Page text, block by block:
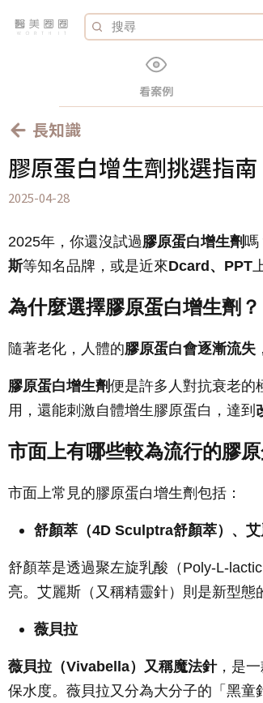
看案例
長知識
膠原蛋白增生劑挑選指
2025-04-28
2025年，你還沒試過膠原蛋白增生劑嗎
斯等知名品牌，或是近來Dcard、PPT
為什麼選擇膠原蛋白增生劑？
隨著老化，人體的膠原蛋白會逐漸流失
膠原蛋白增生劑便是許多人對抗衰老的
用，還能刺激自體增生膠原蛋白，達到
市面上有哪些較為流行的膠
市面上常見的膠原蛋白增生劑包括：
舒顏萃（4D Sculptra舒顏萃）、
舒顏萃是透過聚左旋乳酸（Poly-L-
亮。艾麗斯（又稱精靈針）則是新型態
薇貝拉
薇貝拉（Vivabella）又稱魔法針，是
保水度。薇貝拉又分為大分子的「黑